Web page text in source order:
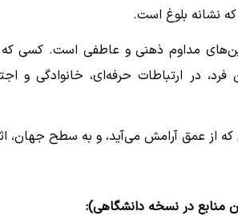
نشانه بلوغ است.
مداوم ذهنی و عاطفی است. کسی که
در ارتباطات حرفه‌ای، خانوادگی و
که از عمق آرامش می‌آید، و به سطح
منابع در نسخه دانشگاهی):